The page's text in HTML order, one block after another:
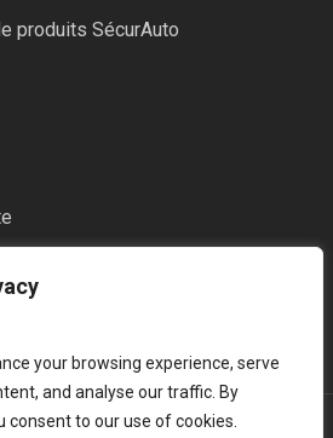
your browsing experience, serve
and analyse our traffic. By
consent to our use of cookies.
produits SécurAuto